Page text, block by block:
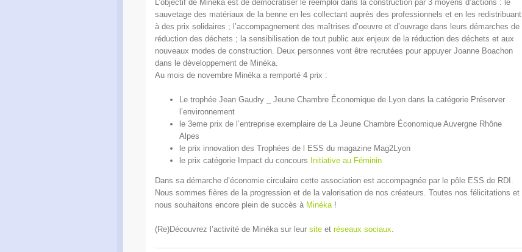
L’objectif de Minéka est de démocratiser le réemploi dans la construction par 3 moyens d’actions : le
sauvetage des matériaux de la benne en les collectant auprès des professionnels et en les redistribuant
à des prix solidaires ; l’accompagnement des maîtrises d’oeuvre et d’ouvrage dans leurs démarches de
réduction des déchets ; la sensibilisation de tout public aux enjeux de la réduction des déchets et aux
nouveaux modes de construction. Deux personnes vont être recrutées pour appuyer Joanne Boachon
dans le développement de Minéka.
Au mois de novembre Minéka a remporté 4 prix :
Le trophée Jean Gaudry _ Jeune Chambre Économique de Lyon dans la catégorie Préserver
l’environnement
le 3eme prix de l’entreprise exemplaire de La Jeune Chambre Économique Auvergne Rhône
Alpes
le prix innovation des Trophées de l ESS du magazine Mag2Lyon
le prix catégorie Impact du concours Initiative au Féminin
Dans sa démarche d’économie circulaire cette association est accompagnée par le pôle ESS de RDI.
Nous sommes fières de la progression et de la valorisation de nos créateurs. Toutes nos félicitations et
nous souhaitons encore plein de succès à Minéka !
(Re)Découvrez l’activité de Minéka sur leur site et réseaux sociaux